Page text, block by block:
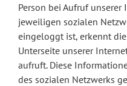
Person bei Aufruf
jeweiligen sozialen
eingeloggt ist, erkennt
Unterseite unserer
aufruft. Diese
des sozialen Netzwerks